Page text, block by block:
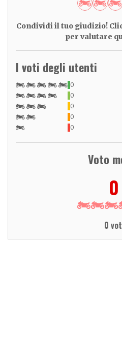
Condividi il tuo giudizio!
per valutare
I voti degli utenti
0
0
0
0
0
Voto
0
0